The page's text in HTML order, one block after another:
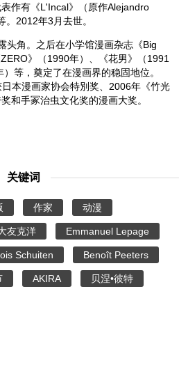
作有《L'Incal》（原作Alejandro
2012年3月去世。
角。之后在小学馆漫画杂志《Big
》（1990年）、《花男》（1991
等，奠定了在漫画界的稳固地位。
本漫画家协会特別奖、2006年《竹光
和手冢治虫文化奖的漫画大奖。
关键词
作家 动漫
友克洋 Emmanuel Lepage
Schuiten Benoît Peeters
AKIRA 贝涅•彼特